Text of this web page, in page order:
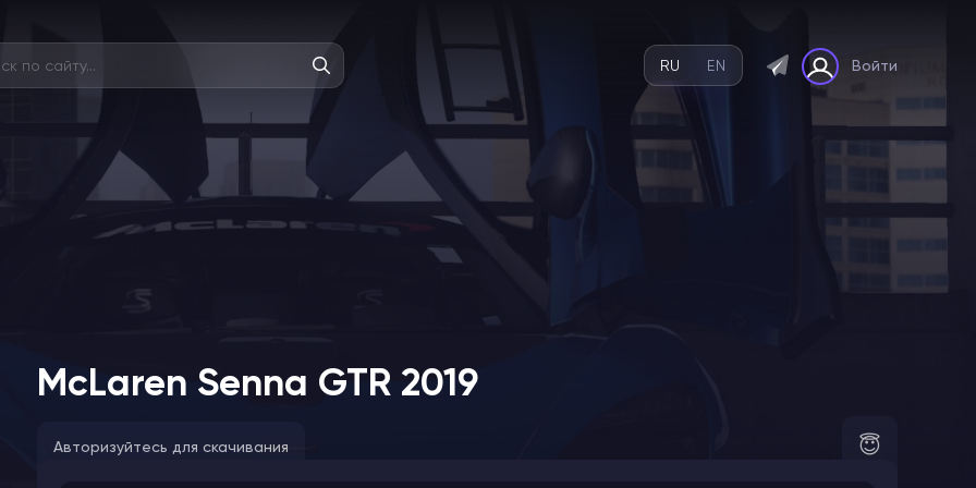
RU EN Войти
McLaren Senna GTR 2019
Авторизуйтесь для скачивания 😇